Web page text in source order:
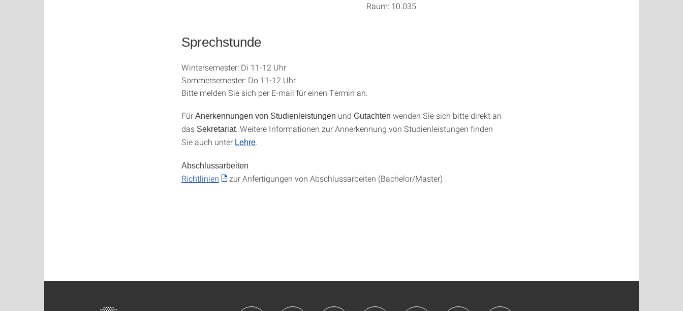
Raum: 10.035
Sprechstunde
Wintersemester: Di 11-12 Uhr
Sommersemester: Do 11-12 Uhr
Bitte melden Sie sich per E-mail für einen Termin an.
Für Anerkennungen von Studienleistungen und Gutachten wenden Sie sich bitte direkt an
das Sekretariat. Weitere Informationen zur Annerkennung von Studienleistungen finden
Sie auch unter Lehre
Abschlussarbeiten
Richtlinien zur Anfertigungen von Abschlussarbeiten (Bachelor/Master)